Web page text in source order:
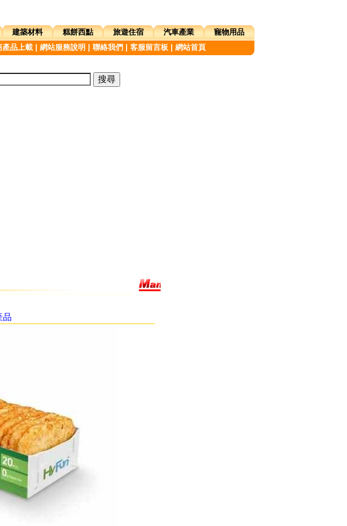
建築材料 糕餅西點 旅遊住宿 汽車產業
寵物用品
產品上載| 網站服務說明 聯絡我們 客服留言板| 網站首頁
品